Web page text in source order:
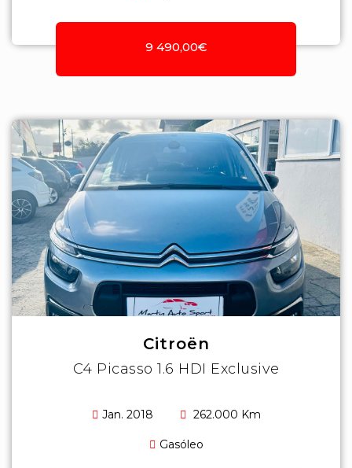
9 490,00€
Citroën
C4 Picasso 1.6 HDI Exclusive
Jan. 2018 262.000 Km
Gasóleo